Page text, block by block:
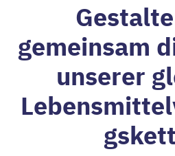
gemeinsam
unserer